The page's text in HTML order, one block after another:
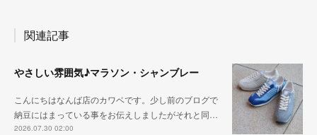
関連記事
やさしい雰囲気♪マラソン・シャンブレー
こんにちはなんば店のカワベです。少し前のブログで
納豆にはまっている事をお伝えしましたがそれと同…
2026.07.30 02:00